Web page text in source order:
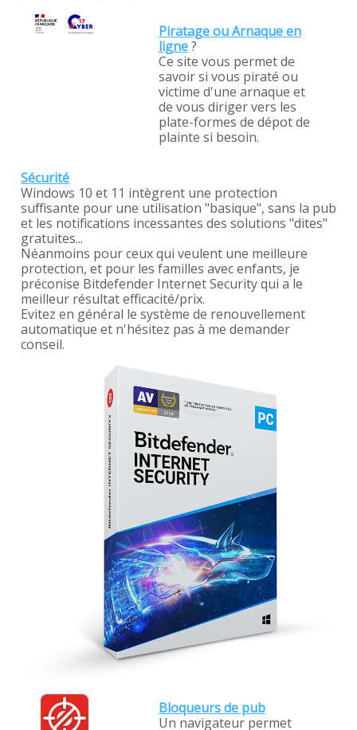
Piratage ou Arnaque en
ligne?
Ce site vous permet de
savoir si vous piraté ou
victime d'une arnaque et
de vous diriger vers les
plate-formes de dépot de
plainte si besoin.
Sécurité
Windows 10 et 11 intègrent une protection
suffisante pour une utilisation "basique", sans la pub
et les notifications incessantes des solutions "dites"
gratuites...
Néanmoins pour ceux qui veulent une meilleure
protection, et pour les familles avec enfants, je
préconise Bitdefender Internet Security qui a le
meilleur résultat efficacité/prix.
Evitez en général le système de renouvellement
automatique et n'hésitez pas à me demander
conseil.
Bloqueurs de pub
Un navigateur permet